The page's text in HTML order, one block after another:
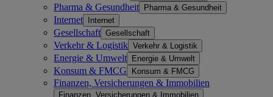
Pharma & Gesundheit Pharma & Gesundheit
Internet Internet
Gesellschaft Gesellschaft
Verkehr & Logistik Verkehr & Logistik
Energie & Umwelt Energie & Umwelt
Konsum & FMCG Konsum & FMCG
Finanzen, Versicherungen & Immobilien
Finanzen, Versicherungen & Immobilien